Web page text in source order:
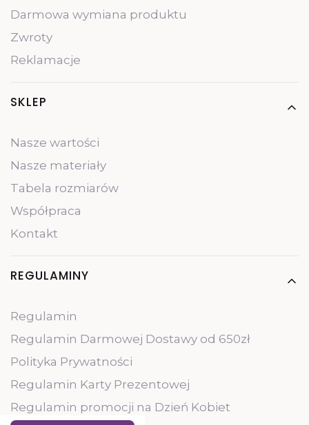
Darmowa wymiana produktu
Zwroty
Reklamacje
SKLEP
Nasze wartości
Nasze materiały
Tabela rozmiarów
Współpraca
Kontakt
REGULAMINY
Regulamin
Regulamin Darmowej Dostawy od 650zł
Polityka Prywatności
Regulamin Karty Prezentowej
Regulamin promocji na Dzień Kobiet